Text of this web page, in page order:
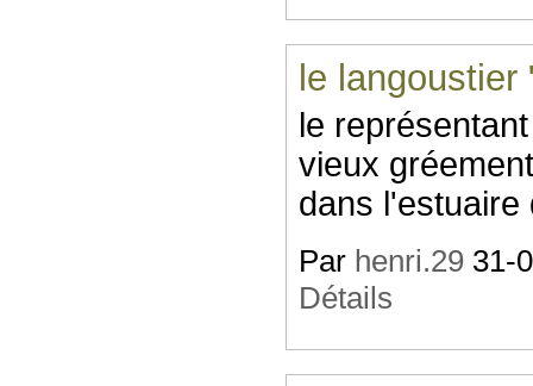
le
le
vieux
dans l'estuaire
Par henri.29 31-
Détails